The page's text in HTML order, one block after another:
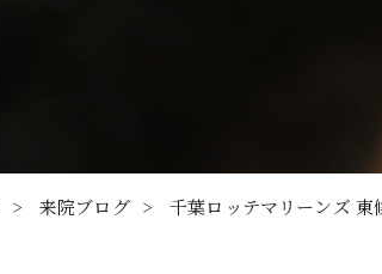
> 来院ブログ > 千葉ロッテマリーンズ 東